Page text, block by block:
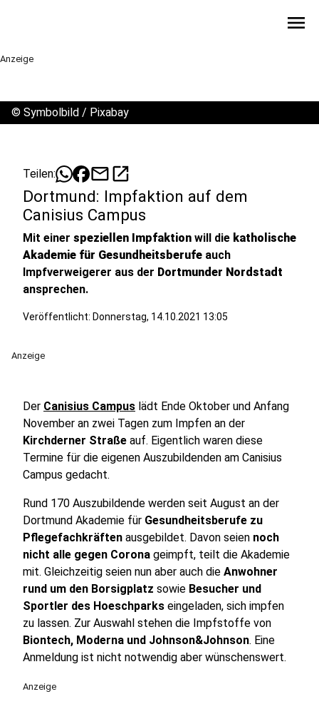
menu
Anzeige
© Symbolbild / Pixabay
Teilen: mailopen_in_new
Dortmund: Impfaktion auf dem
Canisius Campus
Mit einer speziellen Impfaktion will die katholische
Akademie für Gesundheitsberufe auch
Impfverweigerer aus der Dortmunder Nordstadt
ansprechen.
Veröffentlicht: Donnerstag, 14.10.2021 13:05
Anzeige
Der Canisius Campus lädt Ende Oktober und Anfang
November an zwei Tagen zum Impfen an der
Kirchderner Straße auf. Eigentlich waren diese
Termine für die eigenen Auszubildenden am Canisius
Campus gedacht.
Rund 170 Auszubildende werden seit August an der
Dortmund Akademie für Gesundheitsberufe zu
Pflegefachkräften ausgebildet. Davon seien noch
nicht alle gegen Corona geimpft, teilt die Akademie
mit. Gleichzeitig seien nun aber auch die Anwohner
rund um den Borsigplatz sowie Besucher und
Sportler des Hoeschparks eingeladen, sich impfen
zu lassen. Zur Auswahl stehen die Impfstoffe von
Biontech, Moderna und Johnson&Johnson. Eine
Anmeldung ist nicht notwendig aber wünschenswert.
Anzeige